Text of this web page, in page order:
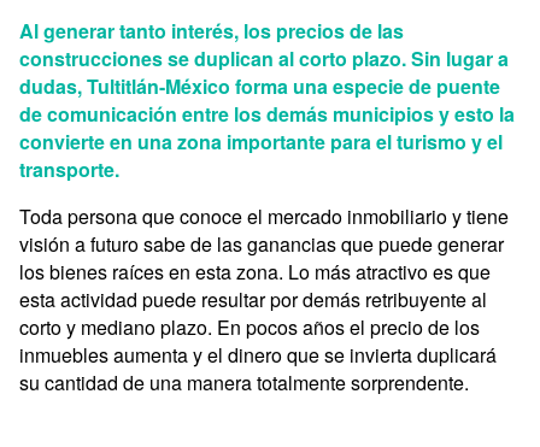
Al generar tanto interés, los precios de las
construcciones se duplican al corto plazo. Sin lugar a
dudas, Tultitlán-México forma una especie de puente
de comunicación entre los demás municipios y esto la
convierte en una zona importante para el turismo y el
transporte.
Toda persona que conoce el mercado inmobiliario y tiene
visión a futuro sabe de las ganancias que puede generar
los bienes raíces en esta zona. Lo más atractivo es que
esta actividad puede resultar por demás retribuyente al
corto y mediano plazo. En pocos años el precio de los
inmuebles aumenta y el dinero que se invierta duplicará
su cantidad de una manera totalmente sorprendente.